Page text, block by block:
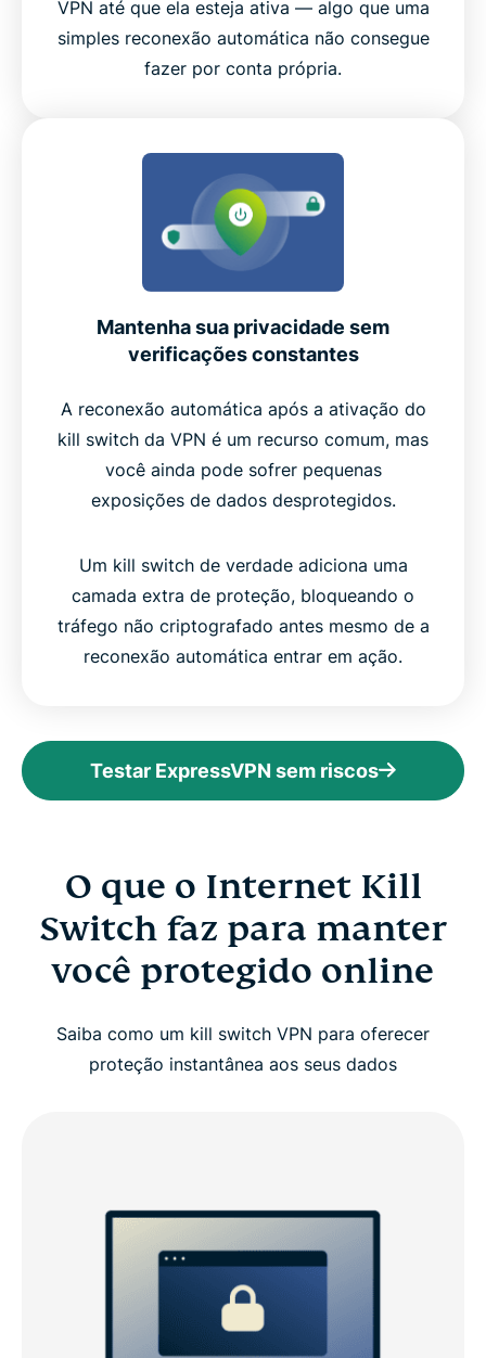
VPN até que ela esteja ativa — algo que uma
simples reconexão automática não consegue
fazer por conta própria.
Mantenha sua privacidade sem
verificações constantes
A reconexão automática após a ativação do
kill switch da VPN é um recurso comum, mas
você ainda pode sofrer pequenas
exposições de dados desprotegidos.
Um kill switch de verdade adiciona uma
camada extra de proteção, bloqueando o
tráfego não criptografado antes mesmo de a
reconexão automática entrar em ação.
Testar ExpressVPN sem riscos
O que o Internet Kill
Switch faz para manter
você protegido online
Saiba como um kill switch VPN para oferecer
proteção instantânea aos seus dados